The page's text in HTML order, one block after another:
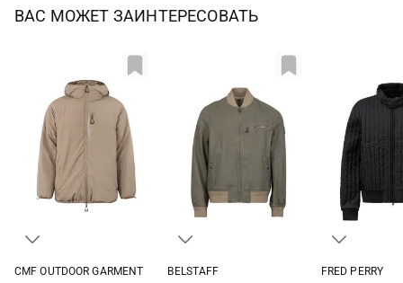
ВАС МОЖЕТ ЗАИНТЕРЕСОВАТЬ
CMF OUTDOOR GARMENT
BELSTAFF
FRED PERRY